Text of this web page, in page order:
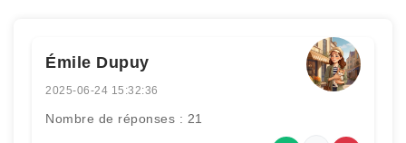
Émile Dupuy
2025-06-24 15:32:36
Nombre de réponses : 21